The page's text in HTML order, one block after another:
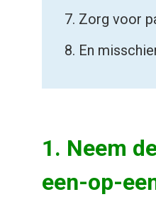
7. Zorg voor
8. En
1. Neem
een-op-